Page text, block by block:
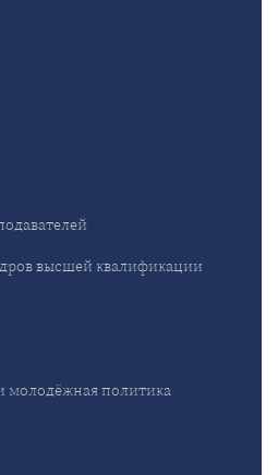
высшей квалификации
молодёжная политика